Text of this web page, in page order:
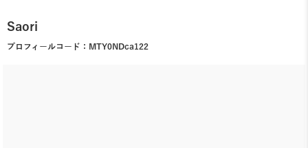
Saori
プロフィールコード： MTY0NDca122